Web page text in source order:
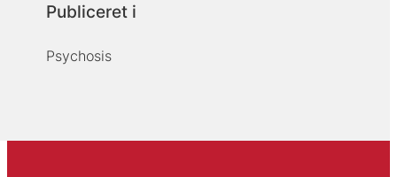
Publiceret i
Psychosis